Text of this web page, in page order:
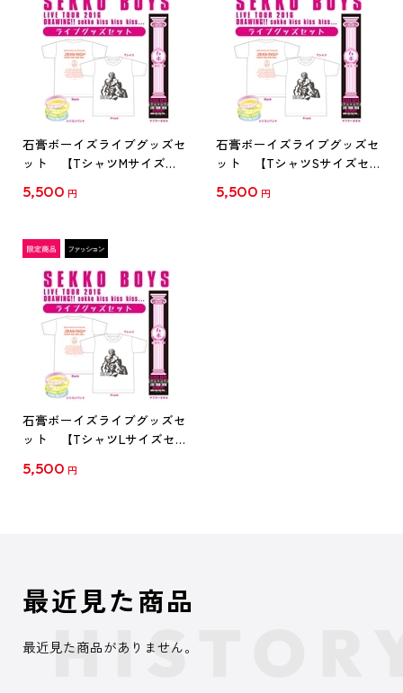
石膏ボーイズライブグッズセ
ット 【TシャツMサイズセ
5,500 円
石膏ボーイズライブグッズセ
ット 【TシャツSサイズセ
5,500 円
石膏ボーイズライブグッズセ
ット 【TシャツLサイズセ
5,500 円
最近見た商品
最近見た商品がありません。